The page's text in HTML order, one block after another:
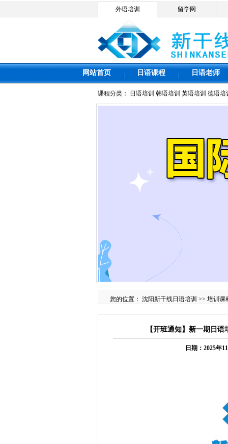
外语培训 留学网
网站首页 日语课程 日语老师
课程分类： 日语培训 韩语培训 英语培训 德语培
您的位置： 沈阳新干线日语培训 >> 培训课
【开班通知】新一期日
日期：2025